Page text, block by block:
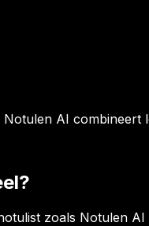
AI
zoals Notulen